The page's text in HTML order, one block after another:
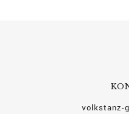
volkstanz-